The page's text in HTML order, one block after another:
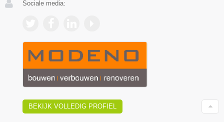
Sociale media:
BEKIJK VOLLEDIG PROFIEL